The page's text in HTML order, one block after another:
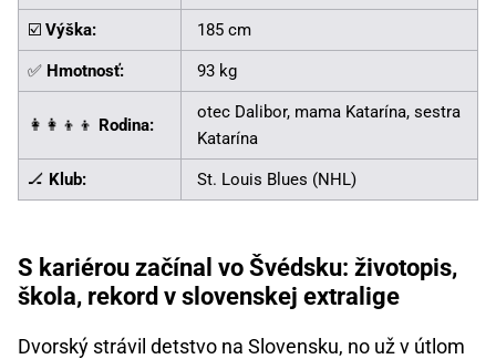
☑️ Výška: 185 cm
✅ Hmotnosť: 93 kg
👩‍👩‍👦‍👦 Rodina:
otec Dalibor, mama Katarína, sestra
Katarína
🏒 Klub: St. Louis Blues (NHL)
S kariérou začínal vo Švédsku: životopis,
škola, rekord v slovenskej extralige
Dvorský strávil detstvo na Slovensku, no už v útlom